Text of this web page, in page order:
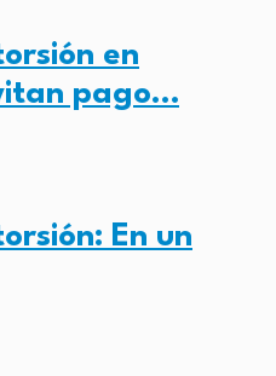
en
pago…
En un